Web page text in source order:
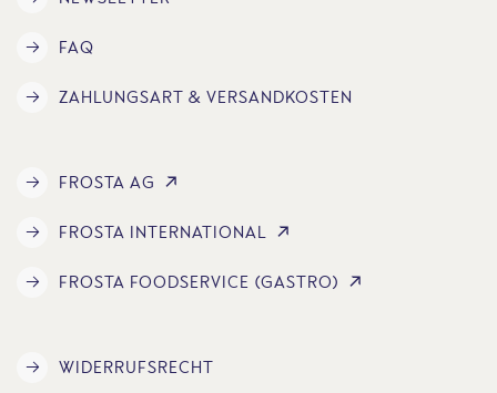
FAQ
ZAHLUNGSART & VERSANDKOSTEN
FROSTA AG
FROSTA INTERNATIONAL
FROSTA FOODSERVICE (GASTRO)
WIDERRUFSRECHT